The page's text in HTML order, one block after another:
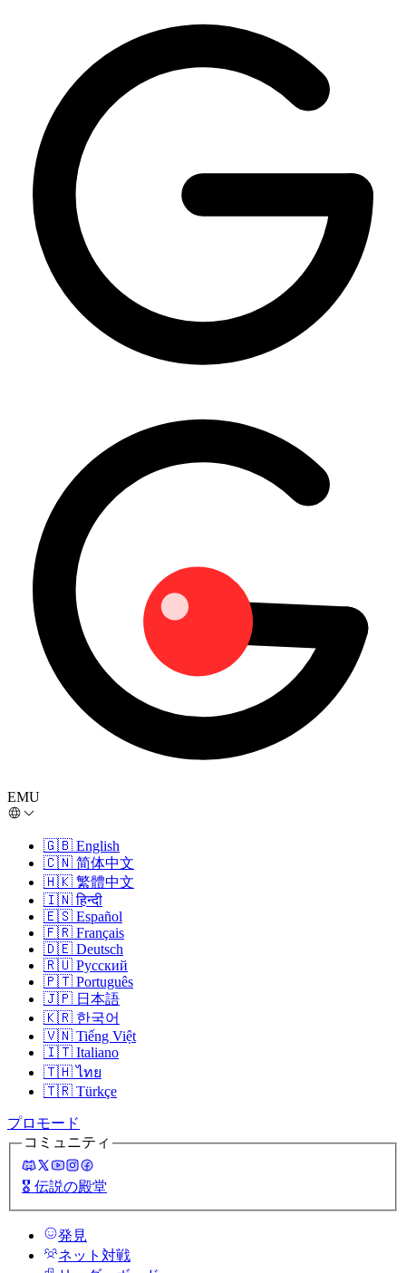
EMU
🇬🇧 English
🇨🇳 简体中文
🇭🇰 繁體中文
🇮🇳 हिन्दी
🇪🇸 Español
🇫🇷 Français
🇩🇪 Deutsch
🇷🇺 Русский
🇵🇹 Português
🇯🇵 日本語
🇰🇷 한국어
🇻🇳 Tiếng Việt
🇮🇹 Italiano
🇹🇭 ไทย
🇹🇷 Türkçe
プロモード
コミュニティ
🎖️ 伝説の殿堂
発見
ネット対戦